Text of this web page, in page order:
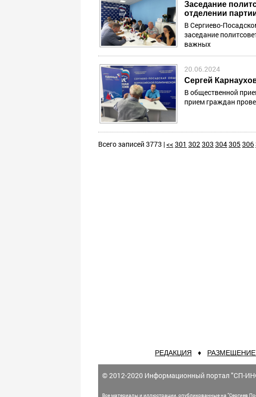
Заседание
отделении
В Сергиево-
заседание
важных
20.06.2024
Сергей
В общественной
прием граждан
Всего записей 3773 |<< 301 302303 304305 306
РЕДАКЦИЯ ♦
© 2012-2020 Информационный портал "СП-
Все материалы и иллюстрации,опубликованные на "Сергиев